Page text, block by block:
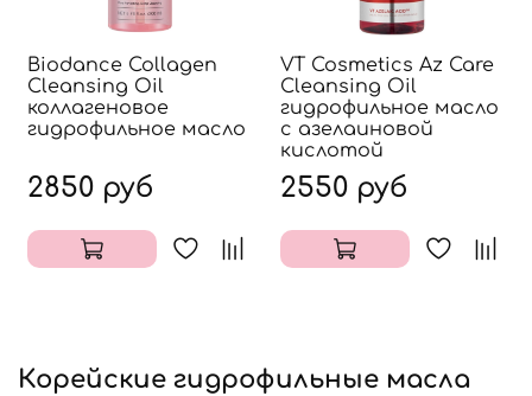
Biodance Collagen
Cleansing Oil
коллагеновое
гидрофильное масло
2850 руб
VT Cosmetics Az Care
Cleansing Oil
гидрофильное масло
с азелаиновой
кислотой
2550 руб
Корейские гидрофильные масла